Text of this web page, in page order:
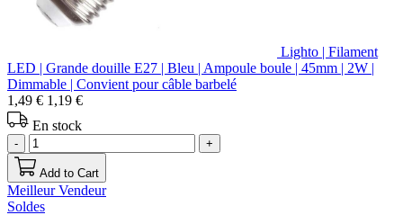
Lighto | Filament
LED | Grande douille E27 | Bleu | Ampoule boule | 45mm | 2W |
Dimmable | Convient pour câble barbelé
1,49 € 1,19 €
En stock
- +
Add to Cart
Meilleur Vendeur
Soldes